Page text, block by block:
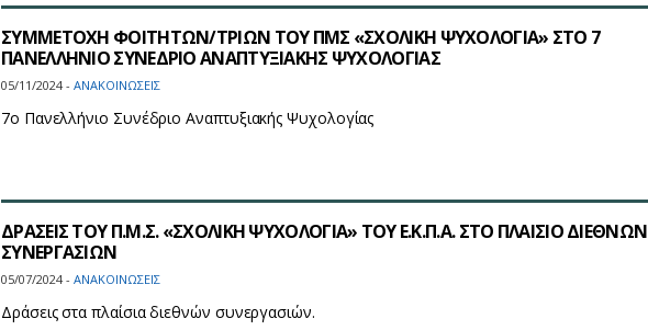
ΣΥΜΜΕΤΟΧΗ ΦΟΙΤΗΤΩΝ/ΤΡΙΩΝ ΤΟΥ ΠΜΣ «ΣΧΟΛΙΚΗ ΨΥΧΟΛΟΓΙΑ» ΣΤΟ 7
ΠΑΝΕΛΛΗΝΙΟ ΣΥΝΕΔΡΙΟ ΑΝΑΠΤΥΞΙΑΚΗΣ ΨΥΧΟΛΟΓΙΑΣ
05/11/2024 - ΑΝΑΚΟΙΝΩΣΕΙΣ
7ο Πανελλήνιο Συνέδριο Αναπτυξιακής Ψυχολογίας
ΔΡΑΣΕΙΣ ΤΟΥ Π.Μ.Σ. «ΣΧΟΛΙΚΗ ΨΥΧΟΛΟΓΙΑ» ΤΟΥ Ε.Κ.Π.Α. ΣΤΟ ΠΛΑΙΣΙΟ ΔΙΕΘΝΩΝ
ΣΥΝΕΡΓΑΣΙΩΝ
05/07/2024 - ΑΝΑΚΟΙΝΩΣΕΙΣ
Δράσεις στα πλαίσια διεθνών συνεργασιών.